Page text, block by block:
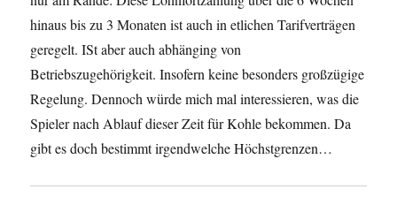
hinaus bis zu 3 Monaten ist auch in etlichen Tarifverträgen
geregelt. ISt aber auch abhänging von
Betriebszugehörigkeit. Insofern keine besonders großzügige
Regelung. Dennoch würde mich mal interessieren, was die
Spieler nach Ablauf dieser Zeit für Kohle bekommen. Da
gibt es doch bestimmt irgendwelche Höchstgrenzen…